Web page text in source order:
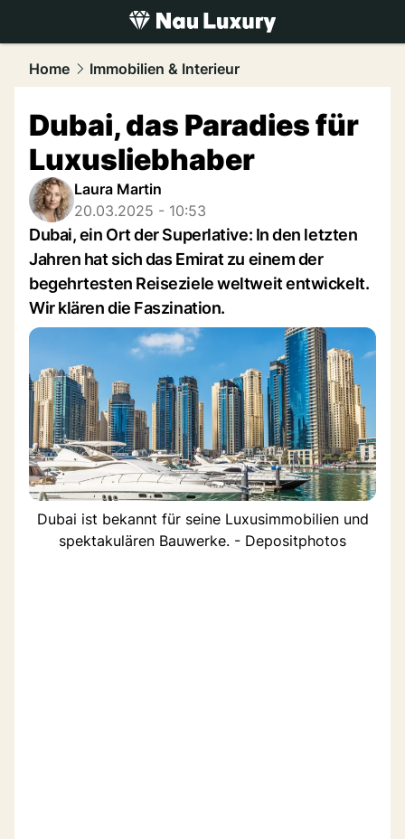
luxury.NAU.ch
Home Immobilien & Interieur
Dubai, das Paradies für
Luxusliebhaber
Laura Martin
20.03.2025 - 10:53
Dubai, ein Ort der Superlative: In den letzten
Jahren hat sich das Emirat zu einem der
begehrtesten Reiseziele weltweit entwickelt.
Wir klären die Faszination.
Dubai ist bekannt für seine Luxusimmobilien und
spektakulären Bauwerke. - Depositphotos